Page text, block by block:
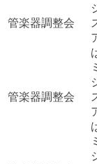
管楽器調整会
管楽器調整会